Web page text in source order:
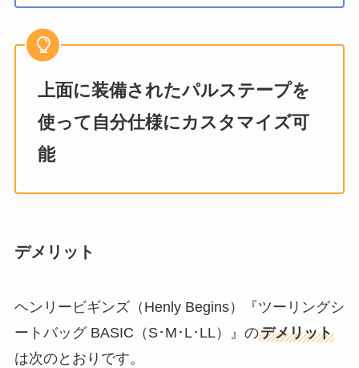
上面に装備されたパルステープを
使って自分仕様にカスタマイズ可
能
デメリット
ヘンリービギンズ（Henly Begins）『ツーリングシ
ートバッグ BASIC（S･M･L･LL）』のデメリット
は次のとおりです。